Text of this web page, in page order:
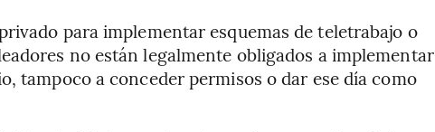
para implementar esquemas de teletrabajo o
no están legalmente obligados a implementar
tampoco a conceder permisos o dar ese día como